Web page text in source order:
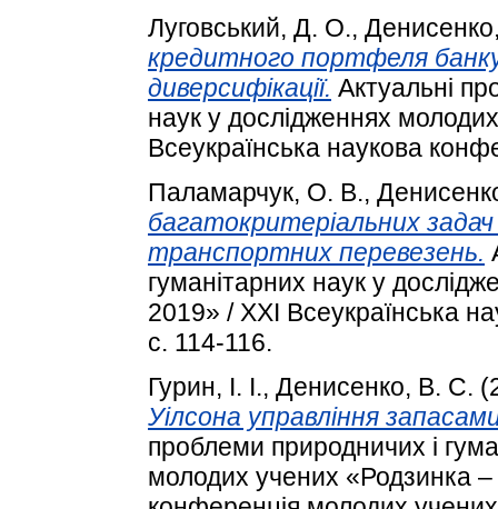
Луговський, Д. О.,
кредитного портфеля банку
диверсифікації. Актуальні
наук у дослідженнях
Всеукраїнська наукова
Паламарчук, О. В.,
багатокритеріальних
транспортних перевезень.
гуманітарних наук у
2019» / XXI Всеукраїнська
с. 114-116.
Гурин, І. І., Денисенко, В. С.
Уілсона управління
проблеми природничих і
молодих учених «Родзинка